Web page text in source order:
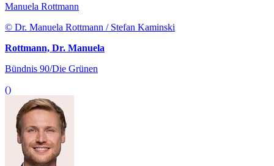
Manuela Rottmann
© Dr. Manuela Rottmann / Stefan Kaminski
Rottmann, Dr. Manuela
Bündnis 90/Die Grünen
()